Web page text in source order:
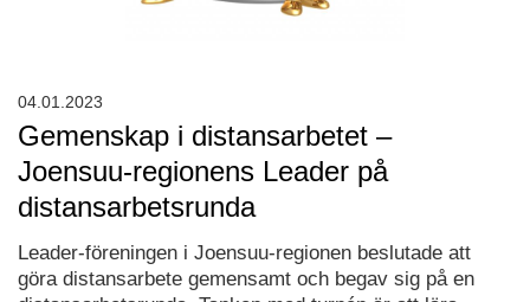
Gemenskap i distansarbetet –
Joensuu-regionens Leader på
distansarbetsrunda
Leader-föreningen i Joensuu-regionen beslutade att
göra distansarbete gemensamt och begav sig på en
04.01.2023